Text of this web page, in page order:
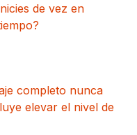
de vez en
completo nunca
elevar el nivel de